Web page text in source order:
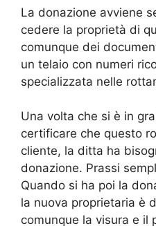
La donazione avviene
cedere la proprietà di
comunque dei
un telaio con numeri
specializzata nelle
Una volta che si è in
certificare che questo
cliente, la ditta ha
donazione. Prassi
Quando si ha poi la
la nuova proprietaria è
comunque la visura e il